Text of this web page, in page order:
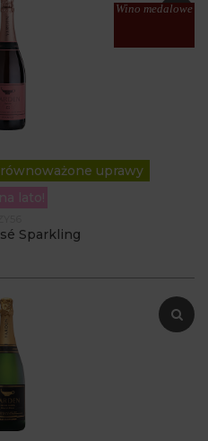
Wino medalowe
uprawy
lato!
Sparkling